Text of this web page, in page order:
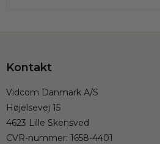
Kontakt
Vidcom Danmark A/S
Højelsevej 15
4623 Lille Skensved
CVR-nummer: 1658-4401